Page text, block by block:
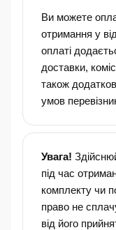
Ви можете
отримання у
оплаті
доставки,
також
умов
Увага!
під час
комплекту чи
право не
від його